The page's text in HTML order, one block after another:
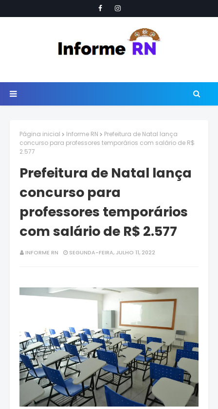
Página inicial Informe RN
Prefeitura de Natal lança
concurso para professores temporários com salário de R$
2.577
Prefeitura de Natal lança
concurso para
professores temporários
com salário de R$ 2.577
INFORME RN SEGUNDA-FEIRA, JULHO 11, 2022